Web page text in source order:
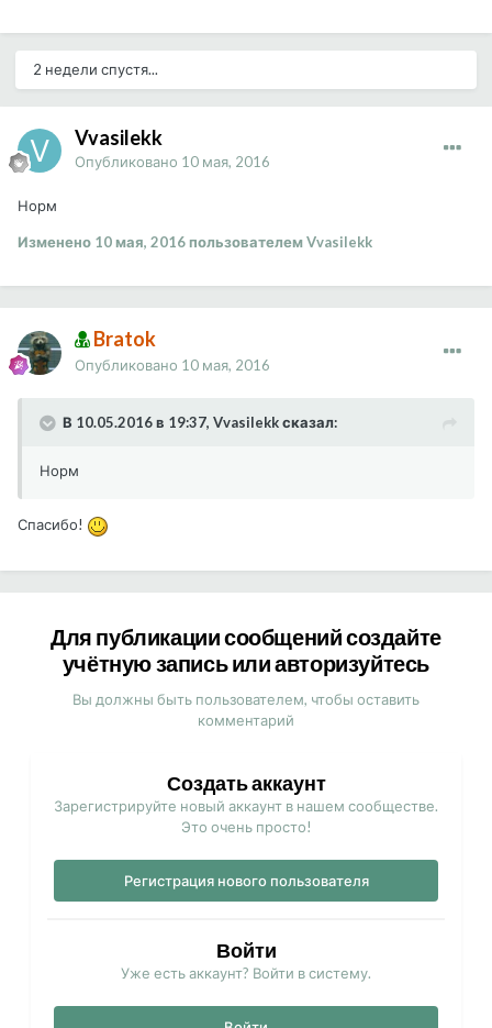
2 недели спустя...
Vvasilekk
Опубликовано 10 мая, 2016
Норм
Изменено 10 мая, 2016пользователем Vvasilekk
Bratok
Опубликовано 10 мая, 2016
В 10.05.2016 в 19:37, Vvasilekk сказал:
Норм
Спасибо!
Для публикации сообщений создайте
учётную запись или авторизуйтесь
Вы должны быть пользователем, чтобы оставить
комментарий
Создать аккаунт
Зарегистрируйте новый аккаунт в нашем сообществе.
Это очень просто!
Регистрация нового пользователя
Войти
Уже есть аккаунт? Войти в систему.